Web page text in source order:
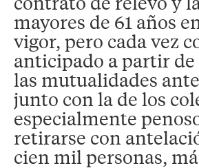
mayores de 61 años
vigor, pero cada vez
anticipado a partir de
las mutualidades
junto con la de los
especialmente
retirarse con
cien mil personas,